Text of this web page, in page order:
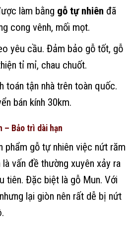
làm bằng gỗ tự nhiên đã
cong vênh, mối mọt.
yêu cầu. Đảm bảo gỗ tốt, gỗ
tỉ mỉ, chau chuốt.
toán tận nhà trên toàn quốc.
bán kính 30km.
– Bảo trì dài hạn
phẩm gỗ tự nhiên việc nứt răm
vấn đề thường xuyên xảy ra
tiên. Đặc biệt là gỗ Mun. Với
lại giòn nên rất dễ bị nứt